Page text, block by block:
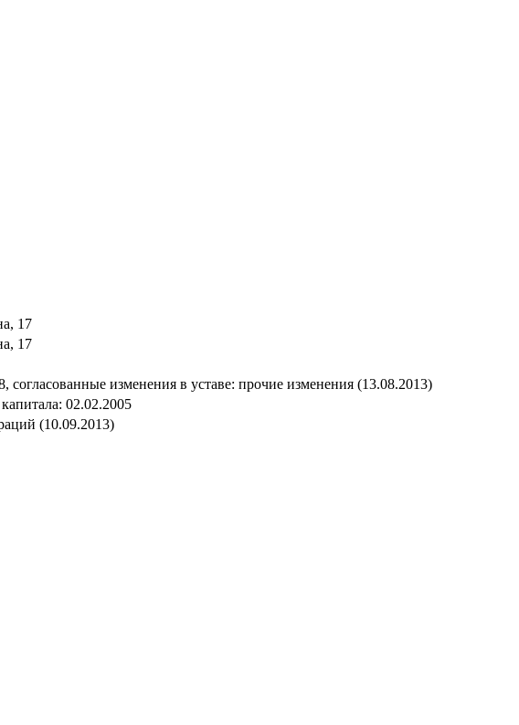
17
17
cогласованные изменения в уставe: прочие изменения (13.08.2013)
02.02.2005
(10.09.2013)